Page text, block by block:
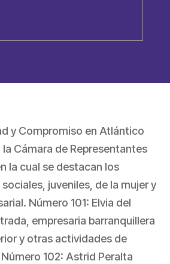
y Compromiso en Atlántico
Cámara de Representantes
la cual se destacan los
juveniles, de la mujer y
Número 101: Elvia del
empresaria barranquillera
y otras actividades de
102: Astrid Peralta